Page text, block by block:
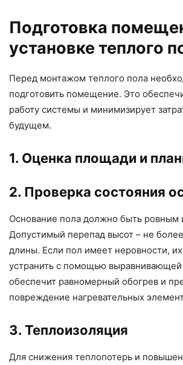
Подготовка
установке теплого
Перед монтажом теплого пола
подготовить помещение. Это
работу системы и минимизирует
будущем.
1. Оценка площади и
2. Проверка состояния
Основание пола должно быть ровным
Допустимый перепад высот – не
длины. Если пол имеет неровности,
устранить с помощью выравнивающей
обеспечит равномерный обогрев и
повреждение нагревательных
3. Теплоизоляция
Для снижения теплопотерь и